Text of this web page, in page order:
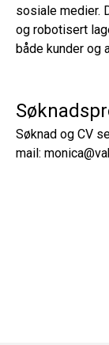
sosiale medier.
og robotisert
både kunder og
Søknad og CV
mail: